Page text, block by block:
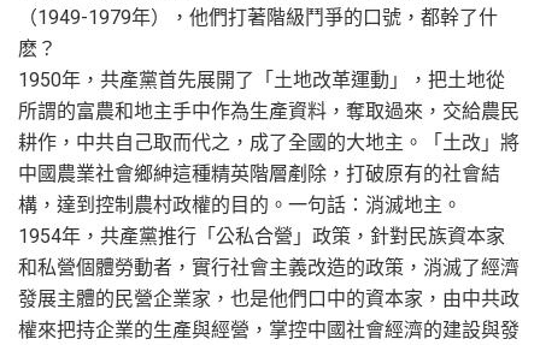
（1949-1979年），他們打著階級鬥爭的口號，都幹了什
麽？
1950年，共產黨首先展開了「土地改革運動」，把土地從
所謂的富農和地主手中作為生產資料，奪取過來，交給農民
耕作，中共自己取而代之，成了全國的大地主。「土改」將
中國農業社會鄉紳這種精英階層剷除，打破原有的社會結
構，達到控制農村政權的目的。一句話：消滅地主。
1954年，共產黨推行「公私合營」政策，針對民族資本家
和私營個體勞動者，實行社會主義改造的政策，消滅了經濟
發展主體的民營企業家，也是他們口中的資本家，由中共政
權來把持企業的生產與經營，掌控中國社會經濟的建設與發